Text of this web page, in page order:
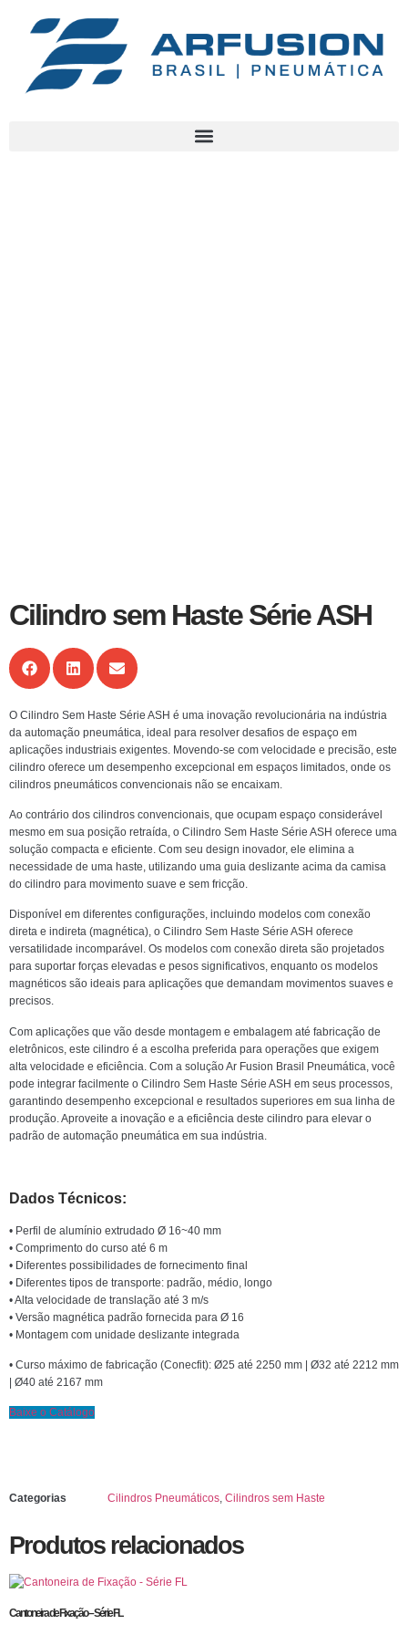
Cilindro sem Haste Série ASH
O Cilindro Sem Haste Série ASH é uma inovação revolucionária na indústria
da automação pneumática, ideal para resolver desafios de espaço em
aplicações industriais exigentes. Movendo-se com velocidade e precisão, este
cilindro oferece um desempenho excepcional em espaços limitados, onde os
cilindros pneumáticos convencionais não se encaixam.
Ao contrário dos cilindros convencionais, que ocupam espaço considerável
mesmo em sua posição retraída, o Cilindro Sem Haste Série ASH oferece uma
solução compacta e eficiente. Com seu design inovador, ele elimina a
necessidade de uma haste, utilizando uma guia deslizante acima da camisa
do cilindro para movimento suave e sem fricção.
Disponível em diferentes configurações, incluindo modelos com conexão
direta e indireta (magnética), o Cilindro Sem Haste Série ASH oferece
versatilidade incomparável. Os modelos com conexão direta são projetados
para suportar forças elevadas e pesos significativos, enquanto os modelos
magnéticos são ideais para aplicações que demandam movimentos suaves e
precisos.
Com aplicações que vão desde montagem e embalagem até fabricação de
eletrônicos, este cilindro é a escolha preferida para operações que exigem
alta velocidade e eficiência. Com a solução Ar Fusion Brasil Pneumática, você
pode integrar facilmente o Cilindro Sem Haste Série ASH em seus processos,
garantindo desempenho excepcional e resultados superiores em sua linha de
produção. Aproveite a inovação e a eficiência deste cilindro para elevar o
padrão de automação pneumática em sua indústria.
Dados Técnicos:
• Perfil de alumínio extrudado Ø 16~40 mm
• Comprimento do curso até 6 m
• Diferentes possibilidades de fornecimento final
• Diferentes tipos de transporte: padrão, médio, longo
• Alta velocidade de translação até 3 m/s
• Versão magnética padrão fornecida para Ø 16
• Montagem com unidade deslizante integrada
• Curso máximo de fabricação (Conecfit): Ø25 até 2250 mm | Ø32 até 2212 mm
| Ø40 até 2167 mm
Baixe o Catálogo
Categorias Cilindros Pneumáticos, Cilindros sem Haste
Produtos relacionados
Cantoneira de Fixação – Série FL